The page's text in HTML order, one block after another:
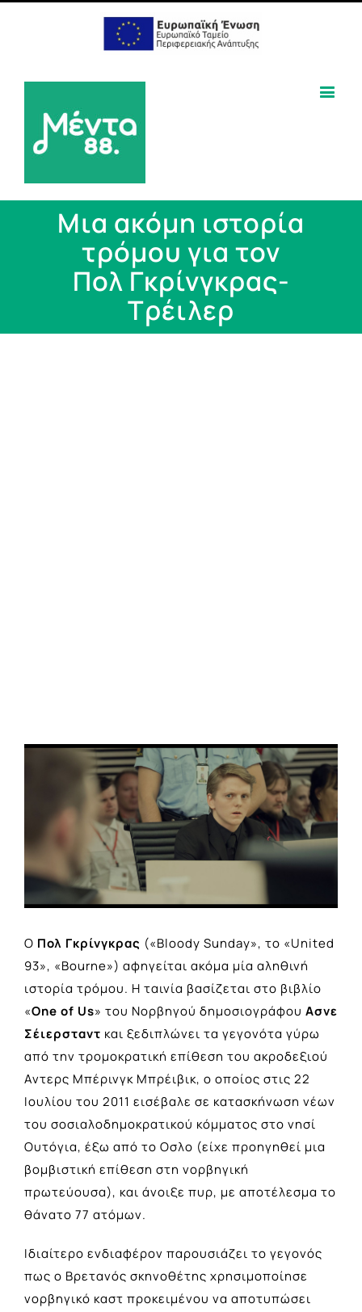
Μια ακόμη ιστορία
τρόμου για τον
Πολ Γκρίνγκρας-
Τρέιλερ
View
O Πολ Γκρίνγκρας («Bloody Sunday», το «United
93», «Bourne») αφηγείται ακόμα μία αληθινή
ιστορία τρόμου. Η ταινία βασίζεται στο βιβλίο
«One of Us» του Νορβηγού δημοσιογράφου Ασνε
Σέιερσταντ και ξεδιπλώνει τα γεγονότα γύρω
από την τρομοκρατική επίθεση του ακροδεξιού
Αντερς Μπέρινγκ Μπρέιβικ, ο οποίος στις 22
Ιουλίου του 2011 εισέβαλε σε κατασκήνωση νέων
του σοσιαλοδημοκρατικού κόμματος στο νησί
Ουτόγια, έξω από το Οσλο (είχε προηγηθεί μια
βομβιστική επίθεση στη νορβηγική
πρωτεύουσα), και άνοιξε πυρ, με αποτέλεσμα το
θάνατο 77 ατόμων.
Ιδιαίτερο ενδιαφέρον παρουσιάζει το γεγονός
πως ο Βρετανός σκηνοθέτης χρησιμοποίησε
νορβηγικό καστ προκειμένου να αποτυπώσει